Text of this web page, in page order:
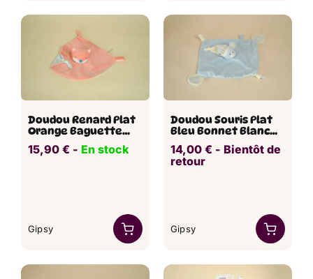
Doudou Renard Plat
Orange Baguette
Abracadabra GIPSY
15,90 € ​​ - En stock
Gipsy
Doudou Souris Plat
Bleu Bonnet Blanc
Patte GIPSY
14,00 € ​ - Bientôt de
retour
Gipsy